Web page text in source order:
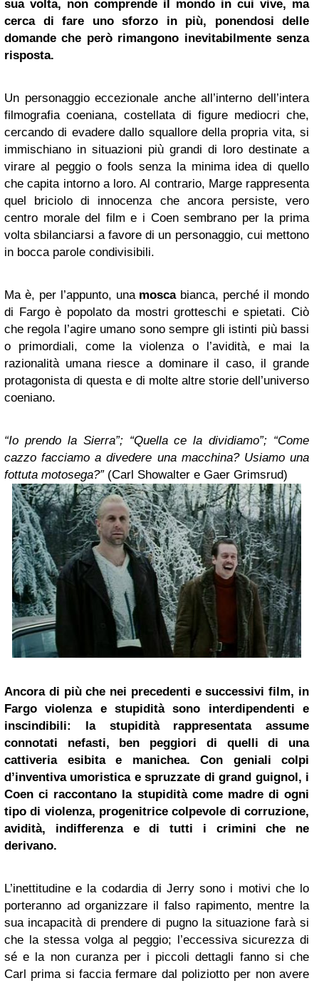
sua volta, non comprende il mondo in cui vive, ma
cerca di fare uno sforzo in più, ponendosi delle
domande che però rimangono inevitabilmente senza
risposta.
Un personaggio eccezionale anche all’interno dell’intera
filmografia coeniana, costellata di figure mediocri che,
cercando di evadere dallo squallore della propria vita, si
immischiano in situazioni più grandi di loro destinate a
virare al peggio o fools senza la minima idea di quello
che capita intorno a loro. Al contrario, Marge rappresenta
quel briciolo di innocenza che ancora persiste, vero
centro morale del film e i Coen sembrano per la prima
volta sbilanciarsi a favore di un personaggio, cui mettono
in bocca parole condivisibili.
Ma è, per l’appunto, una moscabianca, perché il mondo
di Fargo è popolato da mostri grotteschi e spietati. Ciò
che regola l’agire umano sono sempre gli istinti più bassi
o primordiali, come la violenza o l’avidità, e mai la
razionalità umana riesce a dominare il caso, il grande
protagonista di questa e di molte altre storie dell’universo
coeniano.
“Io prendo la Sierra”; “Quella ce la dividiamo”; “Come
cazzo facciamo a divedere una macchina? Usiamo una
fottuta motosega?”(Carl Showalter e Gaer Grimsrud)
Ancora di più che nei precedenti e successivi film, in
Fargo violenza e stupidità sono interdipendenti e
inscindibili: la stupidità rappresentata assume
connotati nefasti, ben peggiori di quelli di una
cattiveria esibita e manichea. Con geniali colpi
d’inventiva umoristica e spruzzate di grand guignol, i
Coen ci raccontano la stupidità come madre di ogni
tipo di violenza, progenitrice colpevole di corruzione,
avidità, indifferenza e di tutti i crimini che ne
derivano.
L’inettitudine e la codardia di Jerry sono i motivi che lo
porteranno ad organizzare il falso rapimento, mentre la
sua incapacità di prendere di pugno la situazione farà si
che la stessa volga al peggio; l’eccessiva sicurezza di
sé e la non curanza per i piccoli dettagli fanno si che
Carl prima si faccia fermare dal poliziotto per non avere